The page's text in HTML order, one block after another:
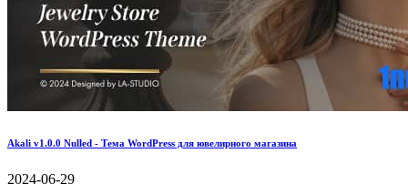
Akali v1.0.0 Nulled - Тема WordPress для ювелирного магазина
2024-06-29